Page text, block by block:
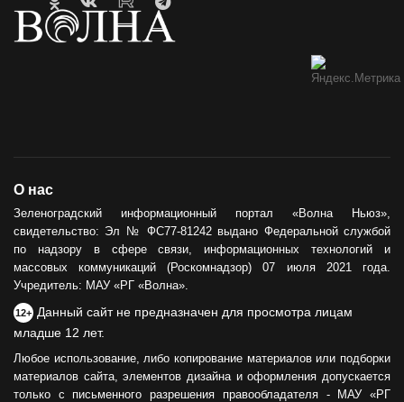
О нас
Зеленоградский информационный портал «Волна Ньюз»,
свидетельство: Эл № ФС77-81242 выдано Федеральной службой
по надзору в сфере связи, информационных технологий и
массовых коммуникаций (Роскомнадзор) 07 июля 2021 года.
Учредитель: МАУ «РГ «Волна».
12+ Данный сайт не предназначен для просмотра лицам
младше 12 лет.
Любое использование, либо копирование материалов или подборки
материалов сайта, элементов дизайна и оформления допускается
только с письменного разрешения правообладателя - МАУ «РГ